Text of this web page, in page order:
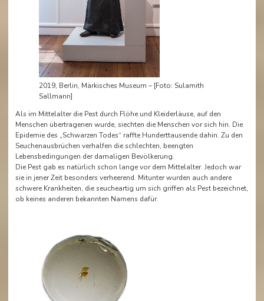
2019, Berlin, Märkisches Museum – [Foto: Sulamith
Sallmann]
Als im Mittelalter die Pest durch Flöhe und Kleiderläuse, auf den
Menschen übertragenen wurde, siechten die Menschen vor sich hin. Die
Epidemie des „Schwarzen Todes“ raffte Hunderttausende dahin. Zu den
Seuchenausbrüchen verhalfen die schlechten, beengten
Lebensbedingungen der damaligen Bevölkerung.
Die Pest gab es natürlich schon lange vor dem Mittelalter. Jedoch war
sie in jener Zeit besonders verheerend. Mitunter wurden auch andere
schwere Krankheiten, die seucheartig um sich griffen als Pest bezeichnet,
ob keines anderen bekannten Namens dafür.